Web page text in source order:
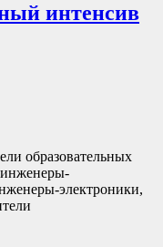
интенсив
образовательных
электроники,